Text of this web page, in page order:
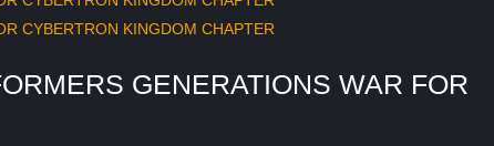
GENERATIONS WAR FOR